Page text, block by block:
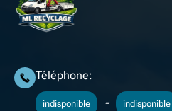
Téléphone:
indisponible - indisponible